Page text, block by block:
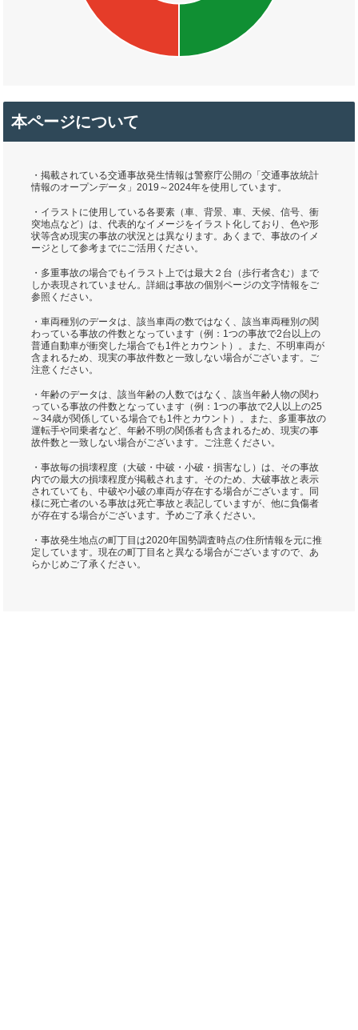
本ページについて
・掲載されている交通事故発生情報は警察庁公開の「交通事故統計
情報のオープンデータ」2019～2024年を使用しています。
・イラストに使用している各要素（車、背景、車、天候、信号、衝
突地点など）は、代表的なイメージをイラスト化しており、色や形
状等含め現実の事故の状況とは異なります。あくまで、事故のイメ
ージとして参考までにご活用ください。
・多重事故の場合でもイラスト上では最大２台（歩行者含む）まで
しか表現されていません。詳細は事故の個別ページの文字情報をご
参照ください。
・車両種別のデータは、該当車両の数ではなく、該当車両種別の関
わっている事故の件数となっています（例：1つの事故で2台以上の
普通自動車が衝突した場合でも1件とカウント）。また、不明車両が
含まれるため、現実の事故件数と一致しない場合がございます。ご
注意ください。
・年齢のデータは、該当年齢の人数ではなく、該当年齢人物の関わ
っている事故の件数となっています（例：1つの事故で2人以上の25
～34歳が関係している場合でも1件とカウント）。また、多重事故の
運転手や同乗者など、年齢不明の関係者も含まれるため、現実の事
故件数と一致しない場合がございます。ご注意ください。
・事故毎の損壊程度（大破・中破・小破・損害なし）は、その事故
内での最大の損壊程度が掲載されます。そのため、大破事故と表示
されていても、中破や小破の車両が存在する場合がございます。同
様に死亡者のいる事故は死亡事故と表記していますが、他に負傷者
が存在する場合がございます。予めご了承ください。
・事故発生地点の町丁目は2020年国勢調査時点の住所情報を元に推
定しています。現在の町丁目名と異なる場合がございますので、あ
らかじめご了承ください。